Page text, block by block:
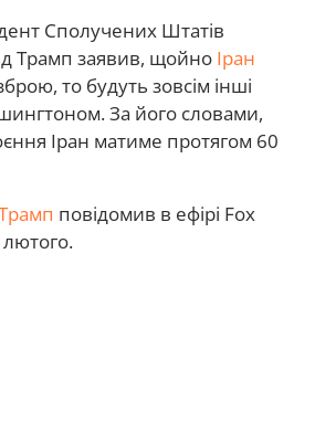
Сполучених Штатів
Трамп заявив, щойно Іран
то будуть зовсім інші
За його словами,
Іран матиме протягом 60
повідомив в ефірі Fox